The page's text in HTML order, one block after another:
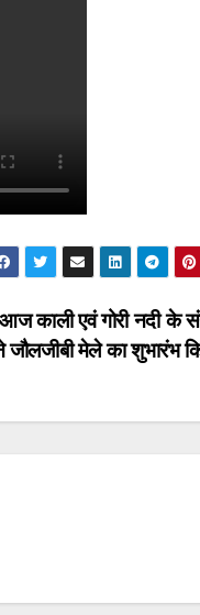
काली एवं गोरी नदी के
जौलजीबी मेले का शुभारंभ